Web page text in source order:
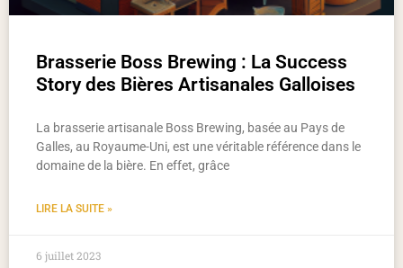
Brasserie Boss Brewing : La Success
Story des Bières Artisanales Galloises
La brasserie artisanale Boss Brewing, basée au Pays de
Galles, au Royaume-Uni, est une véritable référence dans le
domaine de la bière. En effet, grâce
LIRE LA SUITE »
6 juillet 2023